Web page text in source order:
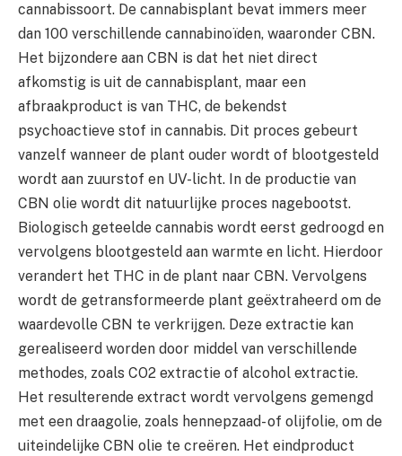
cannabissoort. De cannabisplant bevat immers meer
dan 100 verschillende cannabinoïden, waaronder CBN.
Het bijzondere aan CBN is dat het niet direct
afkomstig is uit de cannabisplant, maar een
afbraakproduct is van THC, de bekendst
psychoactieve stof in cannabis. Dit proces gebeurt
vanzelf wanneer de plant ouder wordt of blootgesteld
wordt aan zuurstof en UV-licht. In de productie van
CBN olie wordt dit natuurlijke proces nagebootst.
Biologisch geteelde cannabis wordt eerst gedroogd en
vervolgens blootgesteld aan warmte en licht. Hierdoor
verandert het THC in de plant naar CBN. Vervolgens
wordt de getransformeerde plant geëxtraheerd om de
waardevolle CBN te verkrijgen. Deze extractie kan
gerealiseerd worden door middel van verschillende
methodes, zoals CO2 extractie of alcohol extractie.
Het resulterende extract wordt vervolgens gemengd
met een draagolie, zoals hennepzaad- of olijfolie, om de
uiteindelijke CBN olie te creëren. Het eindproduct